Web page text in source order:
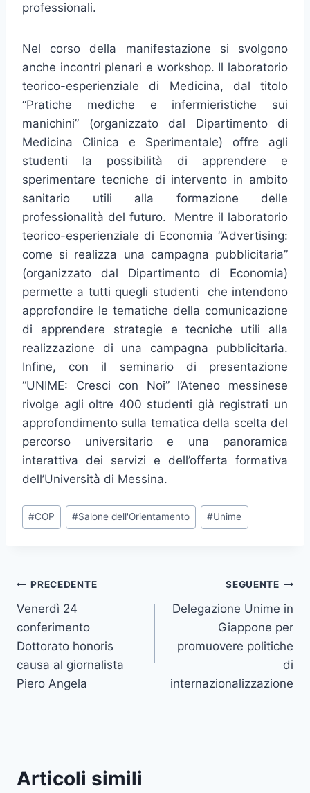
professionali.
Nel corso della manifestazione si svolgono
anche incontri plenari e workshop. Il laboratorio
teorico-esperienziale di Medicina, dal titolo
“Pratiche mediche e infermieristiche sui
manichini” (organizzato dal Dipartimento di
Medicina Clinica e Sperimentale) offre agli
studenti la possibilità di apprendere e
sperimentare tecniche di intervento in ambito
sanitario utili alla formazione delle
professionalità del futuro. Mentre il laboratorio
teorico-esperienziale di Economia “Advertising:
come si realizza una campagna pubblicitaria”
(organizzato dal Dipartimento di Economia)
permette a tutti quegli studenti che intendono
approfondire le tematiche della comunicazione
di apprendere strategie e tecniche utili alla
realizzazione di una campagna pubblicitaria.
Infine, con il seminario di presentazione
“UNIME: Cresci con Noi” l’Ateneo messinese
rivolge agli oltre 400 studenti già registrati un
approfondimento sulla tematica della scelta del
percorso universitario e una panoramica
interattiva dei servizi e dell’offerta formativa
dell’Università di Messina.
Tag
articolo:
#COP #Salone dell'Orientamento #Unime
Navigazione
articoli
PRECEDENTE
Venerdì 24
conferimento
Dottorato honoris
causa al giornalista
Piero Angela
SEGUENTE
Delegazione Unime in
Giappone per
promuovere politiche
di
internazionalizzazione
Articoli simili